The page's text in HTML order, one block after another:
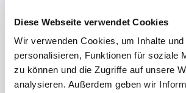
Diese Webseite verwendet Cookies
Wir verwenden Cookies, um Inhalte
personalisieren, Funktionen für soziale
zu können und die Zugriffe auf unsere
analysieren. Außerdem geben wir